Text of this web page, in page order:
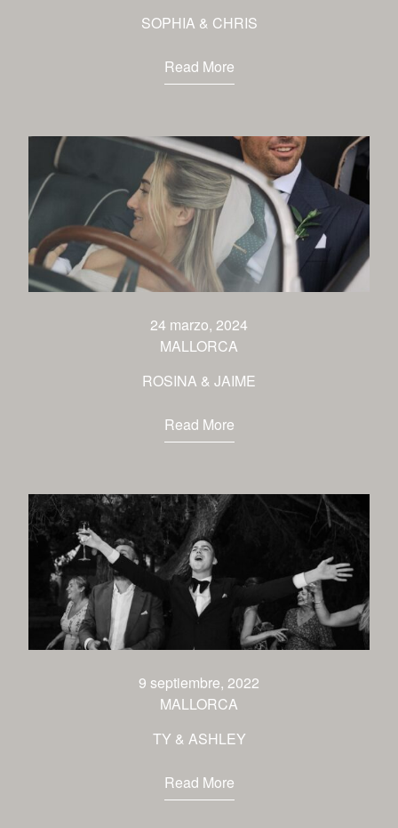
SOPHIA & CHRIS
Read More
24 marzo, 2024
MALLORCA
ROSINA & JAIME
Read More
9 septiembre, 2022
MALLORCA
TY & ASHLEY
Read More